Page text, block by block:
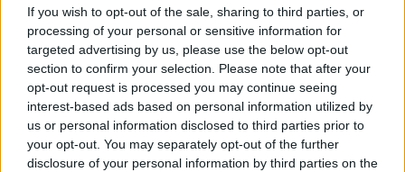
If you wish to opt-out of the sale, sharing to third parties, or
processing of your personal or sensitive information for
targeted advertising by us, please use the below opt-out
section to confirm your selection. Please note that after your
opt-out request is processed you may continue seeing
interest-based ads based on personal information utilized by
us or personal information disclosed to third parties prior to
your opt-out. You may separately opt-out of the further
disclosure of your personal information by third parties on the
Solution Codycross Cinéma
Solution Codycross La Bella Roma
Solution Codycross Far West
Solution Codycross Aéroport
Solution Codycross À la ferme